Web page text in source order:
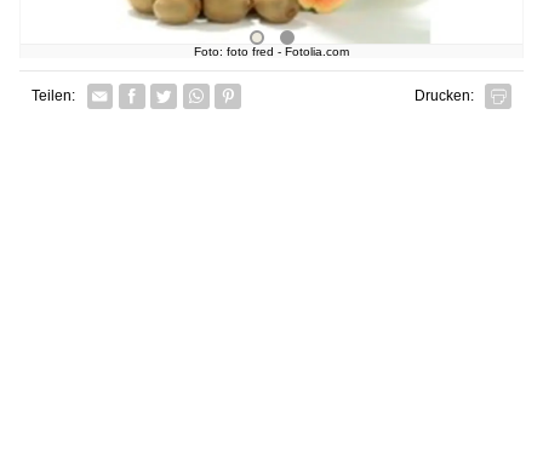
Foto: foto fred - Fotolia.com
Teilen: Facebook
TwitterWhatsapp senden
Pin it Drucken: